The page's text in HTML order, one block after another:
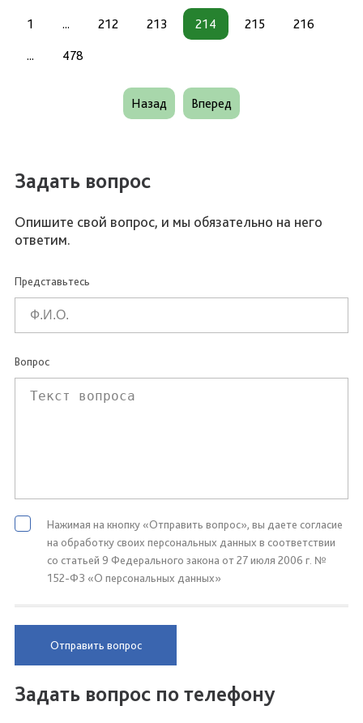
1 ... 212 213 214 215 216
... 478
Назад Вперед
Задать вопрос
Опишите свой вопрос, и мы обязательно на него
ответим.
Представьтесь
Вопрос
Нажимая на кнопку «Отправить вопрос», вы даете согласие
на обработку своих персональных данных в соответствии
со статьей 9 Федерального закона от 27 июля 2006 г. №
152-ФЗ «О персональных данных»
Отправить вопрос
Задать вопрос по телефону